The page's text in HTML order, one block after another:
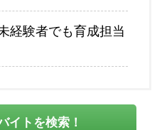
経験者でも育成担当
イトを検索！